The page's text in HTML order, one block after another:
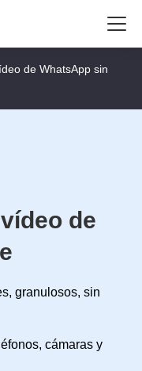
de WhatsApp sin
de
granulosos, sin
cámaras y